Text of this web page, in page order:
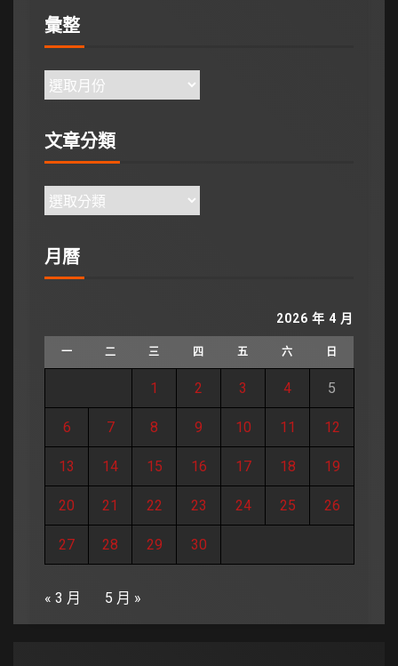
彙整
文章分類
月曆
2026 年 4 月
一 二 三 四 五 六 日
1 2 3 4 5
6 7 8 9 10 11 12
13 14 15 16 17 18 19
20 21 22 23 24 25 26
27 28 29 30
« 3 月 5 月 »